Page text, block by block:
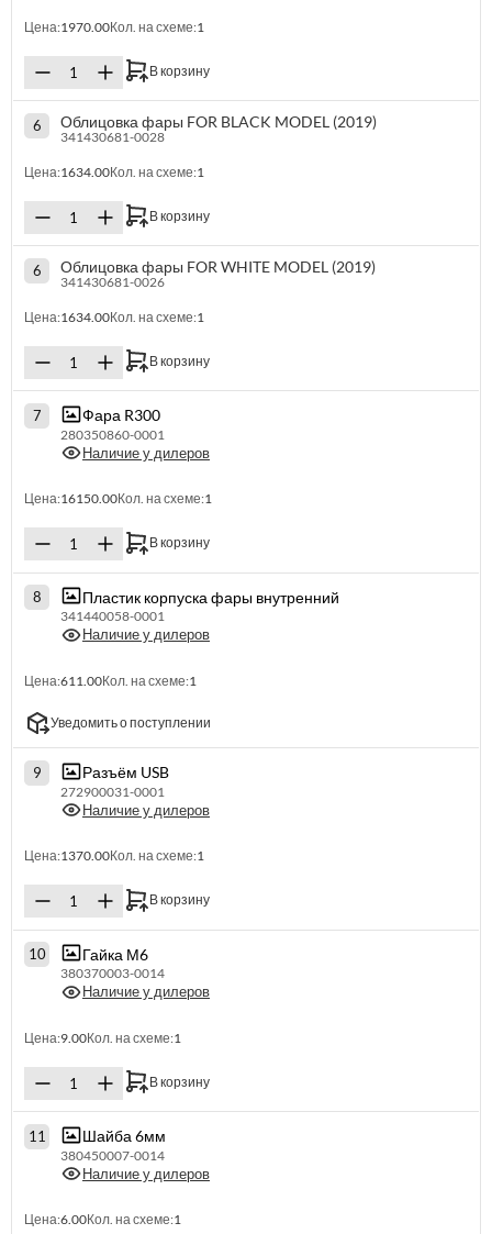
Цена:1970.00Кол. на схеме:1
В корзину
6 Облицовка фары FOR BLACK MODEL (2019)
341430681-0028
Цена:1634.00Кол. на схеме:1
В корзину
6 Облицовка фары FOR WHITE MODEL (2019)
341430681-0026
Цена:1634.00Кол. на схеме:1
В корзину
7 Фара R300
280350860-0001
Наличие у дилеров
Цена:16150.00Кол. на схеме:1
В корзину
8 Пластик корпуска фары внутренний
341440058-0001
Наличие у дилеров
Цена:611.00Кол. на схеме:1
Уведомить о поступлении
9 Разъём USB
272900031-0001
Наличие у дилеров
Цена:1370.00Кол. на схеме:1
В корзину
10 Гайка М6
380370003-0014
Наличие у дилеров
Цена:9.00Кол. на схеме:1
В корзину
11 Шайба 6мм
380450007-0014
Наличие у дилеров
Цена:6.00Кол. на схеме:1